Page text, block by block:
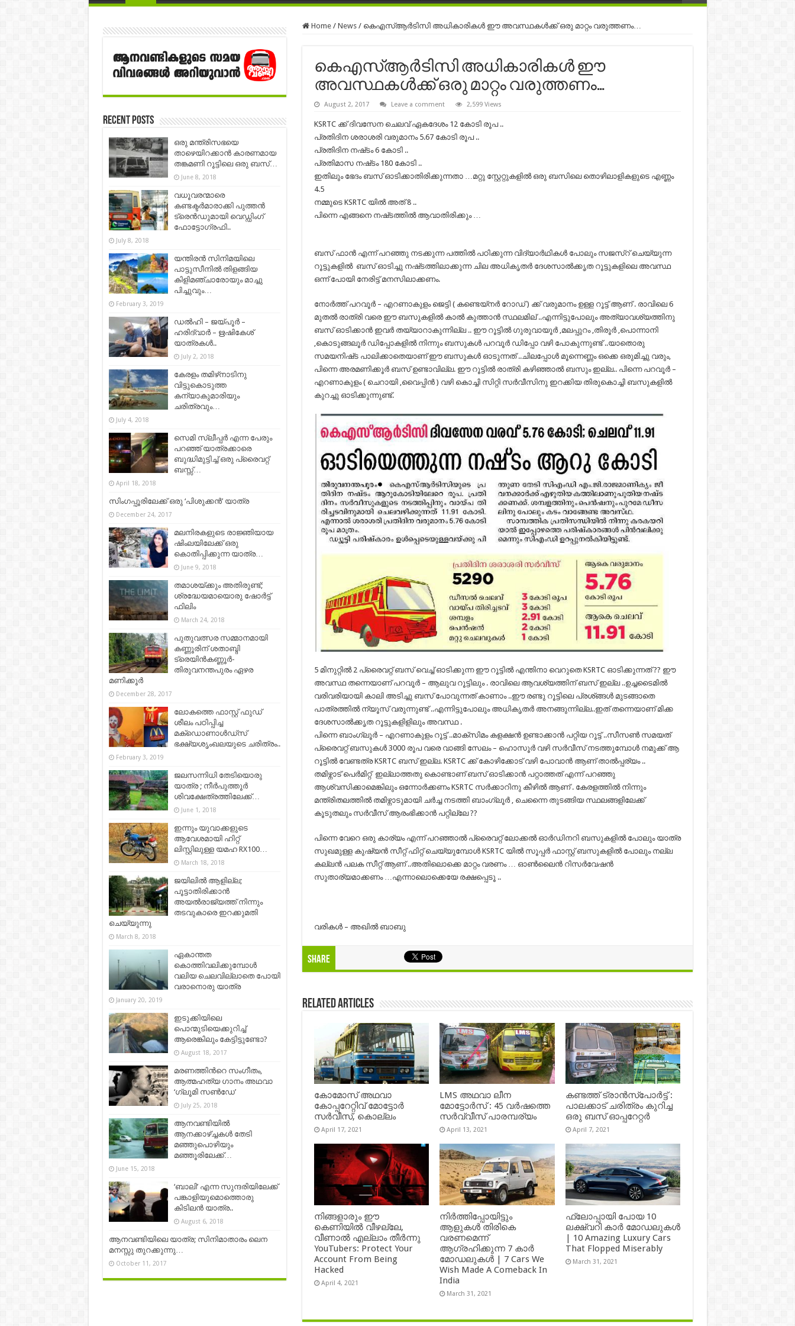
Home / News / കെഎസ്ആര്‍ടിസി അധികാരികള്‍ ഈ അവസ്ഥകള്‍ക്ക് ഒരു മാറ്റം വരുത്തണം…
കെഎസ്ആര്‍ടിസി അധികാരികള്‍ ഈ
അവസ്ഥകള്‍ക്ക് ഒരു മാറ്റം വരുത്തണം…
August 2, 2017 Leave a comment 2,599 Views
KSRTC ക്ക് ദിവസേന ചെലവ് ഏകദേശം 12 കോടി രൂപ ..
പ്രതിദിന ശരാശരി വരുമാനം 5.67 കോടി രൂപ ..
പ്രതിദിന നഷ്‌ടം 6 കോടി ..
പ്രതിമാസ നഷ്‌ടം 180 കോടി ..
ഇതിലും ഭേദം ബസ് ഓടിക്കാതിരിക്കുന്നതാ …മറ്റു സ്റ്റേറ്റുകളിൽ ഒരു ബസിലെ തൊഴിലാളികളുടെ എണ്ണം
4.5
നമ്മുടെ KSRTC യിൽ അത് 8 ..
പിന്നെ എങ്ങനെ നഷ്‌ടത്തിൽ ആവാതിരിക്കും …
ബസ് ഫാൻ എന്ന് പറഞ്ഞു നടക്കുന്ന പത്തിൽ പഠിക്കുന്ന വിദ്യാർഥികൾ പോലും സജസ്റ് ചെയ്യുന്ന
റൂട്ടുകളിൽ ബസ് ഓടിച്ചു നഷ്‌ടത്തിലാക്കുന്ന ചില അധികൃതർ ദേശസാൽക്കൃത റൂട്ടുകളിലെ അവസ്ഥ
ഒന്ന് പോയി നേരിട്ട് മനസിലാക്കണം.
നോർത്ത് പറവൂർ – എറണാകുളം ജെട്ടി ( കണ്ടെയ്നർ റോഡ് ) ക്ക് വരുമാനം ഉള്ള റൂട്ട് ആണ് . രാവിലെ 6
മുതൽ രാത്രി വരെ ഈ ബസുകളിൽ കാൽ കുത്താൻ സ്ഥലമില് ..എന്നിട്ടുപോലും അത്യാവശ്യത്തിനു
ബസ് ഓടിക്കാൻ ഇവർ തയ്യാറാകുന്നില്ല .. ഈ റൂട്ടിൽ ഗുരുവായൂർ ,മലപ്പുറം ,തിരൂർ ,പൊന്നാനി
,കൊടുങ്ങലൂർ ഡിപ്പോകളിൽ നിന്നും ബസുകൾ പറവൂർ ഡിപ്പോ വഴി പോകുന്നുണ്ട് ..യാതൊരു
സമയനിഷ്‌ട പാലിക്കാതെയാണ് ഈ ബസുകൾ ഓടുന്നത് ..ചിലപ്പോൾ മൂന്നെണ്ണം ഒക്കെ ഒരുമിച്ചു വരും,
പിന്നെ അരമണിക്കൂർ ബസ് ഉണ്ടാവില്ല. ഈ റൂട്ടിൽ രാത്രി കഴിഞ്ഞാൽ ബസും ഇല്ല.. പിന്നെ പറവൂർ –
എറണാകുളം ( ചെറായി ,വൈപ്പിൻ ) വഴി കൊച്ചി സിറ്റി സർവീസിനു ഇറക്കിയ തിരുകൊച്ചി ബസുകളിൽ
കുറച്ചു ഓടിക്കുന്നുണ്ട്.
5 മിനുറ്റിൽ 2 പ്രൈവറ്റ് ബസ് വെച്ച് ഓടിക്കുന്ന ഈ റൂട്ടിൽ എന്തിനാ വെറുതെ KSRTC ഓടിക്കുന്നത് ?? ഈ
അവസ്ഥ തന്നെയാണ്‌ പറവൂർ – ആലുവ റൂട്ടിലും . രാവിലെ ആവശ്യത്തിന് ബസ് ഇല്ല ..ഉച്ചടൈമിൽ
വരിവരിയായി കാലി അടിച്ചു ബസ് പോവുന്നത് കാണാം ..ഈ രണ്ടു റൂട്ടിലെ പ്രശ്ങ്ങൾ മുടങ്ങാതെ
പാത്രത്തിൽ ന്യൂസ് വരുന്നുണ്ട് ..എന്നിട്ടുപോലും അധികൃതർ അനങ്ങുന്നില്ല..ഇത് തന്നെയാണ്‌ മിക്ക
ദേശസാൽക്കൃത റൂട്ടുകളിളിലും അവസ്ഥ .
പിന്നെ ബാംഗ്ലൂർ – എറണാകുളം റൂട്ട് ..മാക്സിമം കളക്ഷന്‍ ഉണ്ടാക്കാൻ പറ്റിയ റൂട്ട് ..സീസൺ സമയത്
പ്രൈവറ്റ് ബസുകൾ 3000 രൂപ വരെ വാങ്ങി സേലം – ഹൊസൂർ വഴി സർവീസ് നടത്തുമ്പോൾ നമുക്ക് ആ
റൂട്ടിൽ വേണ്ടത്ര KSRTC ബസ് ഇല്ല. KSRTC ക്ക് കോഴിക്കോട് വഴി പോവാൻ ആണ് താൽപ്പര്യം ..
തമിഴ്നാട് പെർമിറ്റ് ഇല്ലാത്തതു കൊണ്ടാണ്ബസ് ഓടിക്കാൻ പറ്റാത്തത് എന്ന് പറഞ്ഞു
ആശ്വസിക്കാമെങ്കിലും ഒന്നോർക്കണം KSRTC സർക്കാറിനു കീഴിൽ ആണ് . കേരളത്തിൽ നിന്നും
മന്ത്രിതലത്തിൽ തമിഴ്നാടുമായി ചർച്ച നടത്തി ബാംഗ്ലൂർ , ചെന്നൈ തുടങ്ങിയ സ്ഥലങ്ങളിലേക്ക്
കൂടുതലും സർവീസ് ആരംഭിക്കാൻ പറ്റില്ലേ ??
പിന്നെ വേറെ ഒരു കാര്യം എന്ന് പറഞ്ഞാൽ പ്രൈവറ്റ് ലോക്കൽ ഓർഡിനറി ബസുകളിൽ പോലും യാത്ര
സുഖമുള്ള കുഷ്യൻ സീറ്റ് ഫിറ്റ് ചെയ്യുമ്പോൾ KSRTC യിൽ സൂപ്പർ ഫാസ്റ്റ് ബസുകളിൽ പോലും നല്ല
കല്ലൻ പലക സീറ്റ് ആണ് ..അതിലൊക്കെ മാറ്റം വരണം … ഓൺലൈൻ റിസർവേഷൻ
സുതാര്യമാക്കണം …എന്നാലൊക്കെയേ രക്ഷപ്പെടൂ ..
വരികള്‍ – അഖില്‍ ബാബു
Share
Related Articles
കോമോസ് അഥവാ
കോപ്പറേറ്റിവ് മോട്ടോര്‍
സര്‍വീസ്, കൊല്ലം
April 17, 2021
LMS അഥവാ ലീന
മോട്ടോർസ് : 45 വർഷത്തെ
സർവ്വീസ് പാരമ്പര്യം
April 13, 2021
കണ്ടത്ത് ട്രാൻസ്‌പോർട്ട് :
പാലക്കാട് ചരിത്രം കുറിച്ച
ഒരു ബസ് ഓപ്പറേറ്റർ
April 7, 2021
നിങ്ങളാരും ഈ
കെണിയിൽ വീഴല്ലേ,
വീണാൽ എല്ലാം തീർന്നു
YouTubers: Protect Your
Account From Being
Hacked
April 4, 2021
നിർത്തിപ്പോയിട്ടും
ആളുകൾ തിരികെ
വരണമെന്ന്
ആഗ്രഹിക്കുന്ന 7 കാർ
മോഡലുകൾ | 7 Cars We
Wish Made A Comeback In
India
March 31, 2021
ഫ്ലോപ്പായി പോയ 10
ലക്ഷ്വറി കാർ മോഡലുകൾ
| 10 Amazing Luxury Cars
That Flopped Miserably
March 31, 2021
Recent Posts
ഒരു മന്ത്രിസഭയെ
താഴെയിറക്കാൻ കാരണമായ
തങ്കമണി റൂട്ടിലെ ഒരു ബസ്…
June 8, 2018
വധൂവരന്മാരെ
കണ്ടക്ടർമാരാക്കി പുത്തൻ
ട്രെൻഡുമായി വെഡ്ഡിംഗ്
ഫോട്ടോഗ്രഫി..
July 8, 2018
യന്തിരൻ സിനിമയിലെ
പാട്ടുസീനിൽ തിളങ്ങിയ
കിളിമഞ്ചാരോയും മാച്ചു
പിച്ചുവും…
February 3, 2019
ഡൽഹി – ജയ്‌പൂർ –
ഹരിദ്വാർ – ഋഷികേശ്
യാത്രകൾ..
July 2, 2018
കേരളം തമിഴ്‌നാടിനു
വിട്ടുകൊടുത്ത
കന്യാകുമാരിയും
ചരിത്രവും…
July 4, 2018
സെമി സ്ലീപ്പര്‍ എന്ന പേരും
പറഞ്ഞ് യാത്രക്കാരെ
ബുദ്ധിമുട്ടിച്ച് ഒരു പ്രൈവറ്റ്
ബസ്സ്‌…
April 18, 2018
സിംഗപ്പൂരിലേക്ക് ഒരു ‘പിശുക്കന്‍’ യാത്ര
December 24, 2017
മലനിരകളുടെ രാജ്ഞിയായ
ഷിംലയിലേക്ക് ഒരു
കൊതിപ്പിക്കുന്ന യാത്ര…
June 9, 2018
തമാശയ്ക്കും അതിരുണ്ട്;
ശ്രദ്ധേയമായൊരു ഷോര്‍ട്ട്
ഫിലിം
March 24, 2018
പുതുവത്സര സമ്മാനമായി
കണ്ണൂരിന് ശതാബ്ദി
ട്രെയിൻകണ്ണൂർ-
തിരുവനന്തപുരം ഏഴര
മണിക്കൂർ
December 28, 2017
ലോകത്തെ ഫാസ്റ്റ് ഫുഡ്
ശീലം പഠിപ്പിച്ച
മക്‌ഡൊണാൾഡ്സ്
ഭക്ഷ്യശൃംഖലയുടെ ചരിത്രം..
February 3, 2019
ജലസന്നിധി തേടിയൊരു
യാത്ര ; നീർപുത്തൂർ
ശിവക്ഷേത്രത്തിലേക്ക്…
June 1, 2018
ഇന്നും യുവാക്കളുടെ
ആവേശമായി ഹിറ്റ്
ലിസ്റ്റിലുള്ള യമഹ RX100…
March 18, 2018
ജയിലില്‍ ആളില്ല;
പൂട്ടാതിരിക്കാന്‍
അയല്‍രാജ്യത്ത് നിന്നും
തടവുകാരെ ഇറക്കുമതി
ചെയ്യുന്നു
March 8, 2018
ഏകാന്തത
കൊത്തിവലിക്കുമ്പോൾ
വലിയ ചെലവില്ലാതെ പോയി
വരാനൊരു യാത്ര
January 20, 2019
ഇടുക്കിയിലെ
പൊന്മുടിയെക്കുറിച്ച്
ആരെങ്കിലും കേട്ടിട്ടുണ്ടോ?
August 18, 2017
മരണത്തിന്‍റെ സംഗീതം,
ആത്മഹത്യ ഗാനം അഥവാ
‘ഗ്ലൂമി സൺഡേ’
July 25, 2018
ആനവണ്ടിയിൽ
ആനക്കാഴ്ച്ചകൾ തേടി
മഞ്ഞുപൊഴിയും
മഞ്ഞൂരിലേക്ക്…
June 15, 2018
‘ബാലി’ എന്ന സുന്ദരിയിലേക്ക്
പങ്കാളിയുമൊത്തൊരു
കിടിലൻ യാത്ര..
August 6, 2018
ആനവണ്ടിയിലെ യാത്ര; സിനിമാതാരം ലെന
മനസ്സു തുറക്കുന്നു…
October 11, 2017